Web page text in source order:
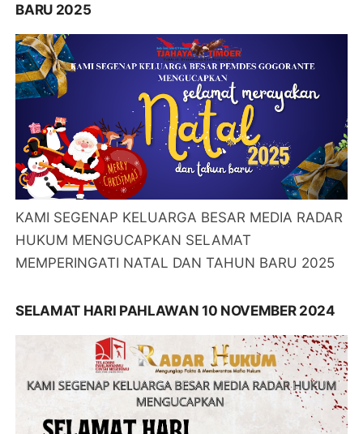
BARU 2025
KAMI SEGENAP KELUARGA BESAR MEDIA RADAR
HUKUM MENGUCAPKAN SELAMAT
MEMPERINGATI NATAL DAN TAHUN BARU 2025
SELAMAT HARI PAHLAWAN 10 NOVEMBER 2024